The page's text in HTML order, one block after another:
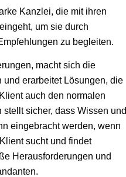
Kanzlei, die mit ihren
um sie durch
zu begleiten.
macht sich die
erarbeitet Lösungen, die
auch den normalen
sicher, dass Wissen und
eingebracht werden, wenn
sucht und findet
Herausforderungen und